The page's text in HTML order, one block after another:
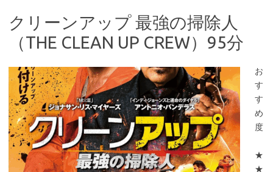
クリーンアップ 最強の掃除人
（THE CLEAN UP CREW）95分
お
す
す
め
度
★
★